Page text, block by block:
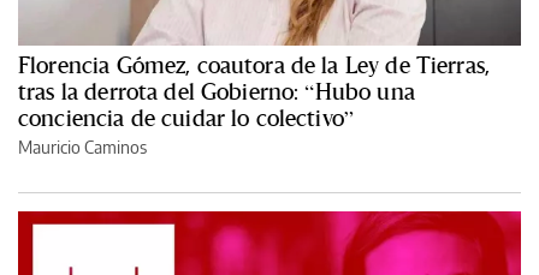
Florencia Gómez, coautora de la Ley de Tierras,
tras la derrota del Gobierno: “Hubo una
conciencia de cuidar lo colectivo”
Mauricio Caminos